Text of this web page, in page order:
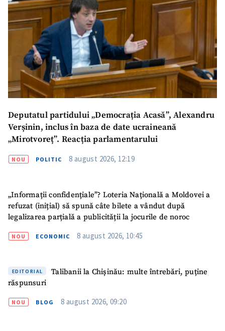
Deputatul partidului „Democrația Acasă”, Alexandru
Verșinin, inclus în baza de date ucraineană
„Mirotvoreț”. Reacția parlamentarului
NOU POLITIC 8 august 2026, 12:19
„Informații confidențiale”? Loteria Națională a Moldovei a
refuzat (inițial) să spună câte bilete a vândut după
legalizarea parțială a publicității la jocurile de noroc
NOU ECONOMIC 8 august 2026, 10:45
EDITORIAL
Talibanii la Chișinău: multe întrebări, puține
răspunsuri
NOU BLOG 8 august 2026, 09:20
ȘTIREA MEA
Titlu știre+ Adaugă titlu
Fotografie
+ Încarcă imagine
Link media
+ Link media
Mesajul știrei
+ Mesajul știrei
CONTACT SURSĂ
Sursă anonimă
Nume+ Numele meu